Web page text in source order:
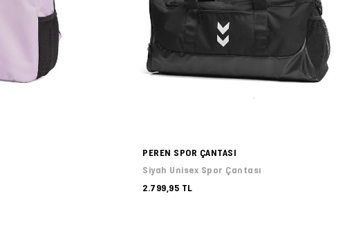
PEREN SPOR ÇANTASI
Siyah Unisex Spor Çantası
2.799,95 TL